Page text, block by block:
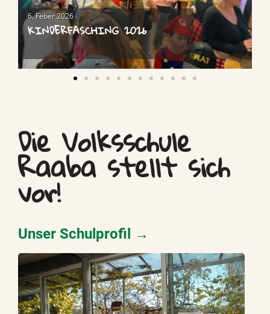
6. Feber 2026
KINDERFASCHING 2026
Die Volksschule
Raaba stellt sich
vor!
Unser Schulprofil →